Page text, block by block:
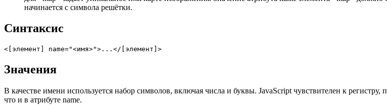
начинается с символа решётки.
Синтаксис
Значения
В качестве имени используется набор символов, включая числа и буквы. JavaScript чувствителен к
что и в атрибуте name.